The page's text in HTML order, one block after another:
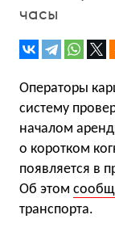
часы
Операторы
систему
началом
о коротком
появляется в
Об этом
транспорта.